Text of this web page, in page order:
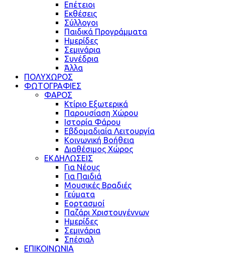
Επέτειοι
Εκθέσεις
Σύλλογοι
Παιδικά Προγράμματα
Ημερίδες
Σεμινάρια
Συνέδρια
Άλλα
ΠΟΛΥΧΩΡΟΣ
ΦΩΤΟΓΡΑΦΙΕΣ
ΦΑΡΟΣ
Κτίριο Εξωτερικά
Παρουσίαση Χώρου
Ιστορία Φάρου
Εβδομαδιαία Λειτουργία
Κοινωνική Βοήθεια
Διαθέσιμος Χώρος
ΕΚΔΗΛΩΣΕΙΣ
Για Νέους
Για Παιδιά
Μουσικές Βραδιές
Γεύματα
Εορτασμοί
Παζάρι Χριστουγέννων
Ημερίδες
Σεμινάρια
Σπέσιαλ
ΕΠΙΚΟΙΝΩΝΙΑ